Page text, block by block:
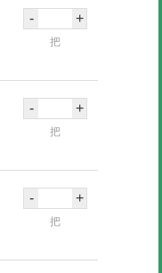
- +
把
- +
把
- +
把